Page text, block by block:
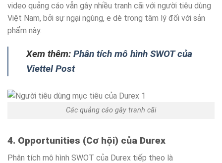
video quảng cáo vẫn gây nhiều tranh cãi với người tiêu dùng
Việt Nam, bởi sự ngại ngùng, e dè trong tâm lý đối với sản
phẩm này.
Xem thêm: Phân tích mô hình SWOT của
Viettel Post
Các quảng cáo gây tranh cãi
4. Opportunities (Cơ hội) của Durex
Phân tích mô hình SWOT của Durex tiếp theo là